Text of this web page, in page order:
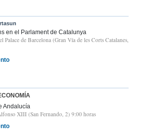
en el Parlament de Catalunya
Palace de Barcelona (Gran Vía de les Corts Catalanes,
Andalucía
XIII (San Fernando, 2) 9:00 horas